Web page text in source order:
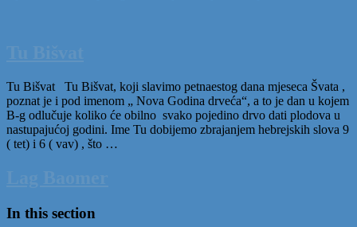
Tu Bišvat Tu Bišvat, koji slavimo petnaestog dana mjeseca Švata ,
poznat je i pod imenom „ Nova Godina drveća“, a to je dan u kojem
B-g odlučuje koliko će obilno svako pojedino drvo dati plodova u
nastupajućoj godini. Ime Tu dobijemo zbrajanjem hebrejskih slova 9
( tet) i 6 ( vav) , što …
In this section